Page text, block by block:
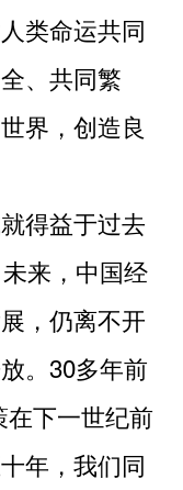
类命运共同
、共同繁
界，创造良
得益于过去
来，中国经
，仍离不开
。30多年前
在下一世纪前
年，我们同